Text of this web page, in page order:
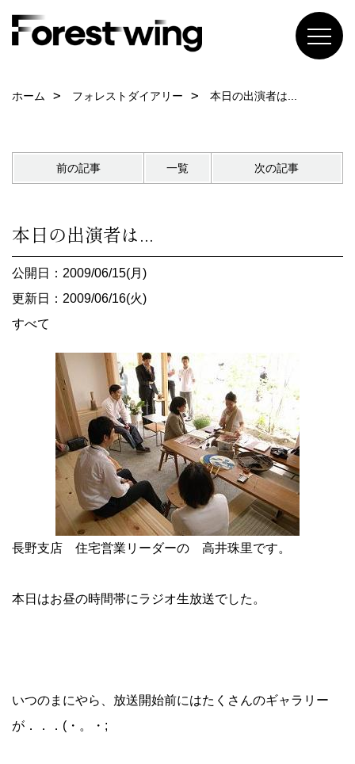
ホーム フォレストダイアリー 本日の出演者は...
前の記事 一覧 次の記事
本日の出演者は...
公開日：2009/06/15(月)
更新日：2009/06/16(火)
すべて
長野支店 住宅営業リーダーの 高井珠里です。
本日はお昼の時間帯にラジオ生放送でした。
いつのまにやら、放送開始前にはたくさんのギャラリー
が．．．(・。・;